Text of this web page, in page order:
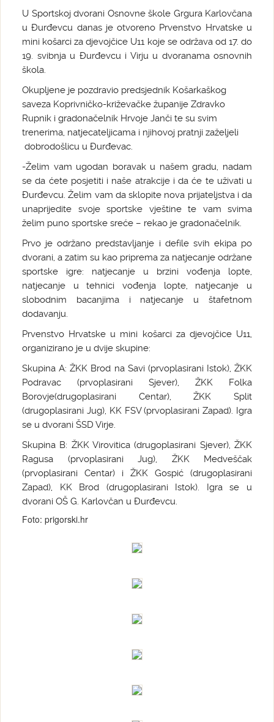
U Sportskoj dvorani Osnovne škole Grgura Karlovčana
u Đurđevcu danas je otvoreno Prvenstvo Hrvatske u
mini košarci za djevojčice U11 koje se održava od 17. do
19. svibnja u Đurđevcu i Virju u dvoranama osnovnih
škola.
Okupljene je pozdravio predsjednik Košarkaškog
saveza Koprivničko-križevačke županije Zdravko
Rupnik i gradonačelnik Hrvoje Janči te su svim
trenerima, natjecateljicama i njihovoj pratnji zaželjeli
dobrodošlicu u Đurđevac.
-Želim vam ugodan boravak u našem gradu, nadam
se da ćete posjetiti i naše atrakcije i da će te uživati u
Đurđevcu. Želim vam da sklopite nova prijateljstva i da
unaprijedite svoje sportske vještine te vam svima
želim puno sportske sreće – rekao je gradonačelnik.
Prvo je održano predstavljanje i defile svih ekipa po
dvorani, a zatim su kao priprema za natjecanje održane
sportske igre: natjecanje u brzini vođenja lopte,
natjecanje u tehnici vođenja lopte, natjecanje u
slobodnim bacanjima i natjecanje u štafetnom
dodavanju.
Prvenstvo Hrvatske u mini košarci za djevojčice U11,
organizirano je u dvije skupine:
Skupina A: ŽKK Brod na Savi (prvoplasirani Istok), ŽKK
Podravac (prvoplasirani Sjever), ŽKK Folka
Borovje(drugoplasirani Centar), ŽKK Split
(drugoplasirani Jug), KK FSV (prvoplasirani Zapad). Igra
se u dvorani ŠSD Virje.
Skupina B: ŽKK Virovitica (drugoplasirani Sjever), ŽKK
Ragusa (prvoplasirani Jug), ŽKK Medveščak
(prvoplasirani Centar) i ŽKK Gospić (drugoplasirani
Zapad), KK Brod (drugoplasirani Istok). Igra se u
dvorani OŠ G. Karlovčan u Đurđevcu.
Foto: prigorski.hr